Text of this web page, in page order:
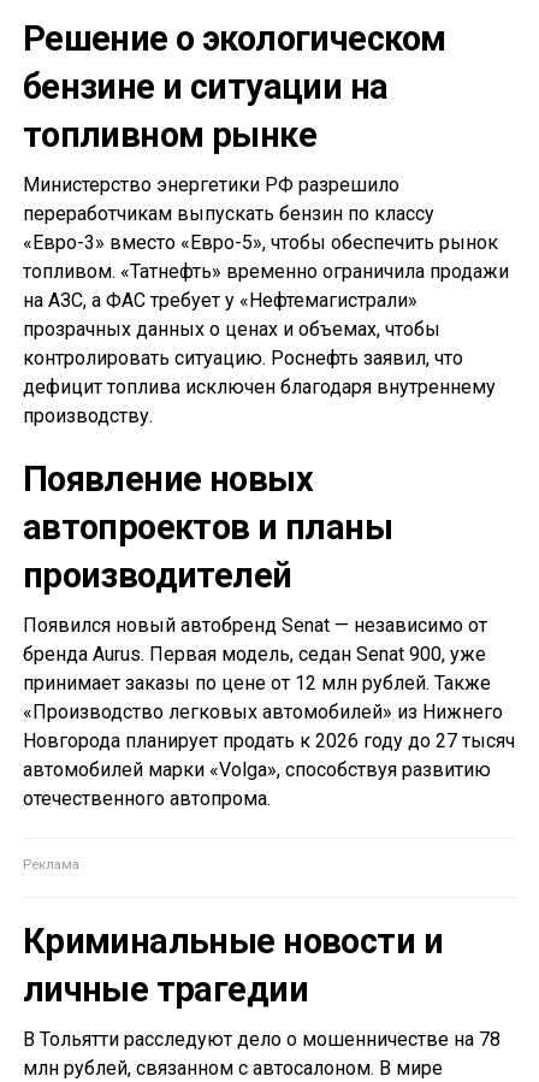
Решение о экологическом
бензине и ситуации на
топливном рынке
Министерство энергетики РФ разрешило
переработчикам выпускать бензин по классу
«Евро-3» вместо «Евро-5», чтобы обеспечить рынок
топливом. «Татнефть» временно ограничила продажи
на АЗС, а ФАС требует у «Нефтемагистрали»
прозрачных данных о ценах и объемах, чтобы
контролировать ситуацию. Роснефть заявил, что
дефицит топлива исключен благодаря внутреннему
производству.
Появление новых
автопроектов и планы
производителей
Появился новый автобренд Senat — независимо от
бренда Aurus. Первая модель, седан Senat 900, уже
принимает заказы по цене от 12 млн рублей. Также
«Производство легковых автомобилей» из Нижнего
Новгорода планирует продать к 2026 году до 27 тысяч
автомобилей марки «Volga», способствуя развитию
отечественного автопрома.
Криминальные новости и
личные трагедии
В Тольятти расследуют дело о мошенничестве на 78
млн рублей, связанном с автосалоном. В мире